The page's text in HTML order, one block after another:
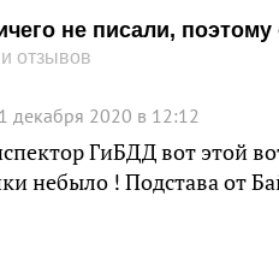
не писали,
отзывов
декабря 2020 в 12:12
ГиБДД вот этой
небыло ! Подстава от